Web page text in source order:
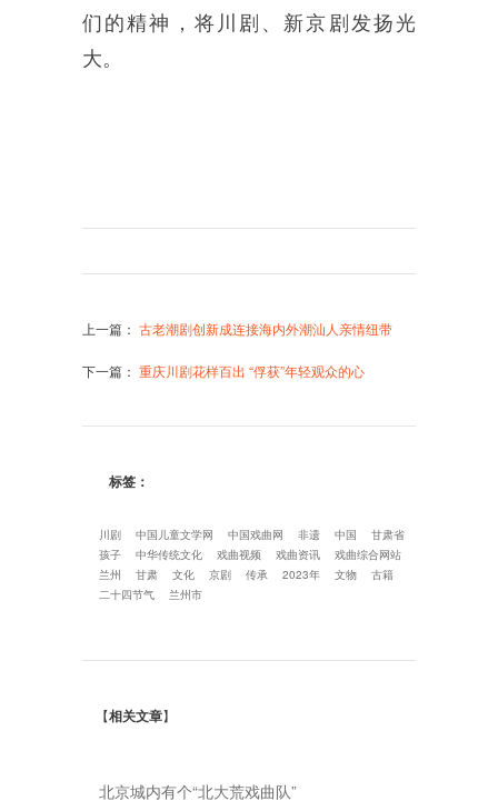
们的精神，将川剧、新京剧发扬光
大。
上一篇 ： 古老潮剧创新成连接海内外潮汕人亲情纽带
下一篇 ： 重庆川剧花样百出 “俘获”年轻观众的心
标签：
川剧 中国儿童文学网 中国戏曲网 非遗 中国
甘肃省
孩子
中华传统文化 戏曲视频 戏曲资讯
戏曲综合网站
兰州
甘肃 文化 京剧 传承 2023年 文物
古籍
二十四节气
兰州市
【相关文章】
北京城内有个“北大荒戏曲队”